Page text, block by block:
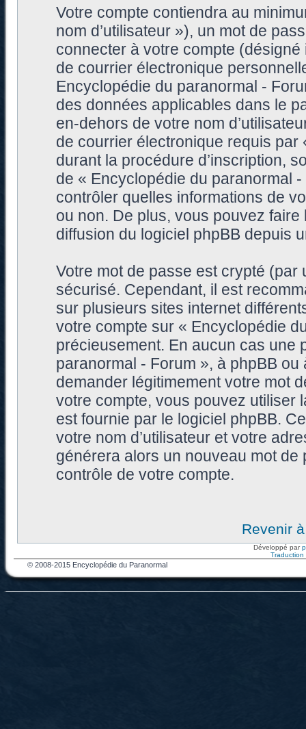
Votre compte contiendra au
nom d’utilisateur »), un mot de
connecter à votre compte
de courrier électronique
Encyclopédie du paranormal -
des données applicables dans le
en-dehors de votre nom
de courrier électronique requis
durant la procédure d’inscription,
de « Encyclopédie du paranormal
contrôler quelles informations de
ou non. De plus, vous pouvez
diffusion du logiciel phpBB depuis
Votre mot de passe est crypté (par
sécurisé. Cependant, il est
sur plusieurs sites internet
votre compte sur « Encyclopédie
précieusement. En aucun cas une
paranormal - Forum », à phpBB
demander légitimement votre mot
votre compte, vous pouvez utiliser
est fournie par le logiciel phpBB.
votre nom d’utilisateur et votre
générera alors un nouveau mot
contrôle de votre compte.
Revenir
Développé par
Traduction
© 2008-2015 Encyclopédie du Paranormal